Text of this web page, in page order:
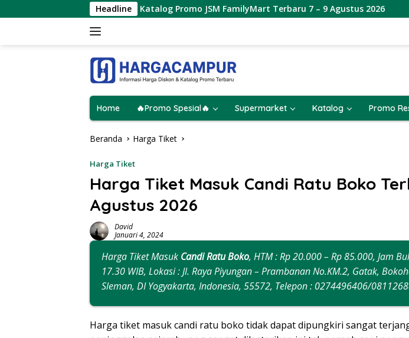
ke
Headline
Katalog Promo JSM FamilyMart Terbaru 7 – 9 Agustus 2026 Promo
Home 🔥Promo Spesial🔥 Supermarket Katalog Promo
Beranda Harga Tiket
Harga Tiket
Harga Tiket Masuk Candi Ratu Boko
Agustus 2026
David
Januari 4, 2024
Harga Tiket Masuk Candi Ratu Boko, HTM : Rp 20.000 – Rp 85.000, Jam
17.30 WIB, Lokasi : Jl. Raya Piyungan – Prambanan No.KM.2, Gatak,
Sleman, DI Yogyakarta, Indonesia, 55572, Telepon : 0274496406/
Harga tiket masuk candi ratu boko tidak dapat dipungkiri sangat